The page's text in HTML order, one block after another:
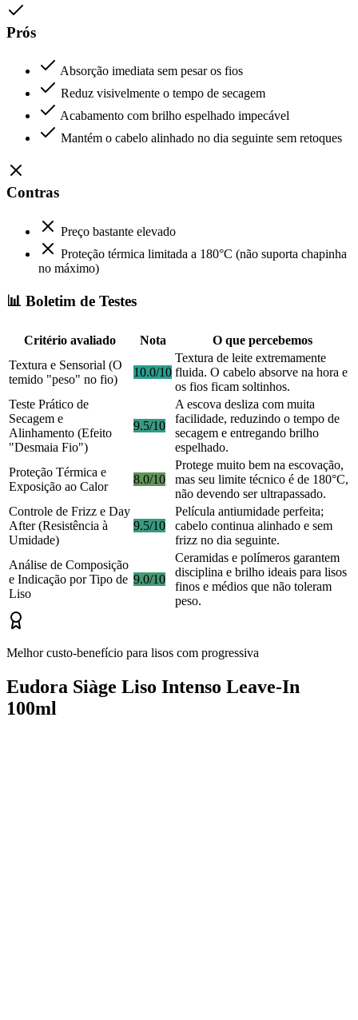
Prós
Absorção imediata sem pesar os fios
Reduz visivelmente o tempo de secagem
Acabamento com brilho espelhado impecável
Mantém o cabelo alinhado no dia seguinte sem retoques
Contras
Preço bastante elevado
Proteção térmica limitada a 180°C (não suporta chapinha
no máximo)
📊 Boletim de Testes
Critério avaliado Nota
O que percebemos
Textura e Sensorial (O
temido "peso" no fio)
10.0/10
Textura de leite extremamente
fluida. O cabelo absorve na hora e
os fios ficam soltinhos.
Teste Prático de
Secagem e
Alinhamento (Efeito
"Desmaia Fio")
9.5/10
A escova desliza com muita
facilidade, reduzindo o tempo de
secagem e entregando brilho
espelhado.
Proteção Térmica e
Exposição ao Calor
8.0/10
Protege muito bem na escovação,
mas seu limite técnico é de 180°C,
não devendo ser ultrapassado.
Controle de Frizz e Day
After (Resistência à
Umidade)
9.5/10
Película antiumidade perfeita;
cabelo continua alinhado e sem
frizz no dia seguinte.
Análise de Composição
e Indicação por Tipo de
Liso
9.0/10
Ceramidas e polímeros garantem
disciplina e brilho ideais para lisos
finos e médios que não toleram
peso.
Melhor custo-benefício para lisos com progressiva
Eudora Siàge Liso Intenso Leave-In
100ml